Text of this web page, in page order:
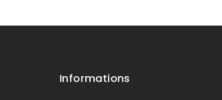
Informations